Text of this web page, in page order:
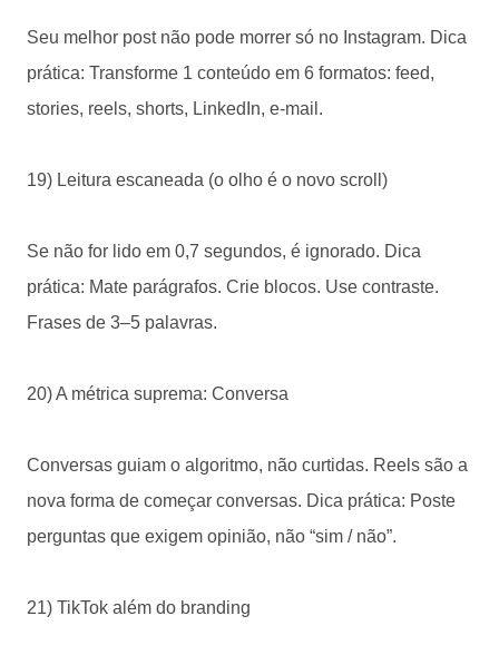
Seu melhor post não pode morrer só no Instagram. Dica
prática: Transforme 1 conteúdo em 6 formatos: feed,
stories, reels, shorts, LinkedIn, e-mail.
19) Leitura escaneada (o olho é o novo scroll)
Se não for lido em 0,7 segundos, é ignorado. Dica
prática: Mate parágrafos. Crie blocos. Use contraste.
Frases de 3–5 palavras.
20) A métrica suprema: Conversa
Conversas guiam o algoritmo, não curtidas. Reels são a
nova forma de começar conversas. Dica prática: Poste
perguntas que exigem opinião, não “sim / não”.
21) TikTok além do branding